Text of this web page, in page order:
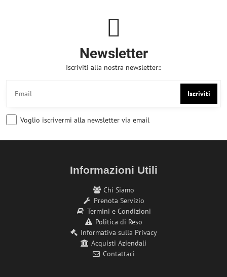
Newsletter
Iscriviti alla nostra newsletter::
Iscriviti
Voglio iscrivermi alla newsletter via email
Informazioni Utili
Chi Siamo
Prenota Servizio
Termini e Condizioni
Politica di Reso
Informativa sulla Privacy
Acquisti Aziendali
Contattaci